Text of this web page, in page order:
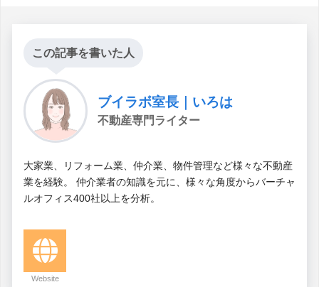
この記事を書いた人
ブイラボ室長｜いろは
不動産専門ライター
大家業、リフォーム業、仲介業、物件管理など様々な不動産
業を経験。 仲介業者の知識を元に、様々な角度からバーチャ
ルオフィス400社以上を分析。
Website